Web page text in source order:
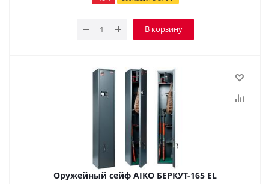
В корзину
Оружейный сейф AIKO БЕРКУТ-165 EL